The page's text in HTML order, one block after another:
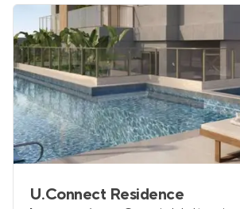
U.Connect Residence